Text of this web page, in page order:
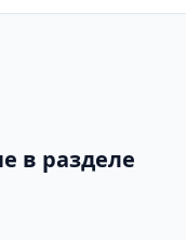
в разделе